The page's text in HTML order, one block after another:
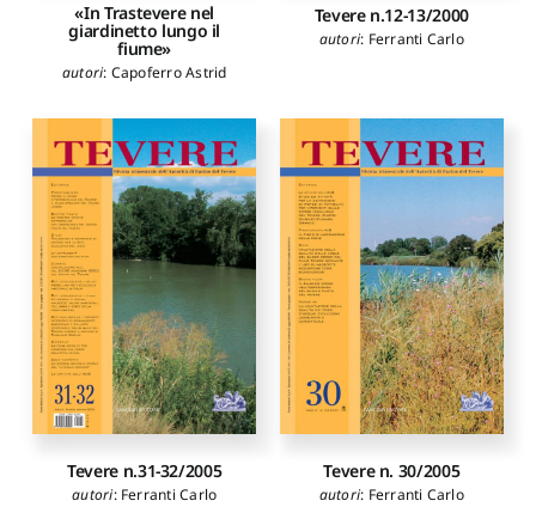
«In Trastevere nel
giardinetto lungo il
fiume»
autori: Capoferro Astrid
Tevere n.12-13/2000
autori: Ferranti Carlo
Tevere n.31-32/2005
autori: Ferranti Carlo
Tevere n. 30/2005
autori: Ferranti Carlo